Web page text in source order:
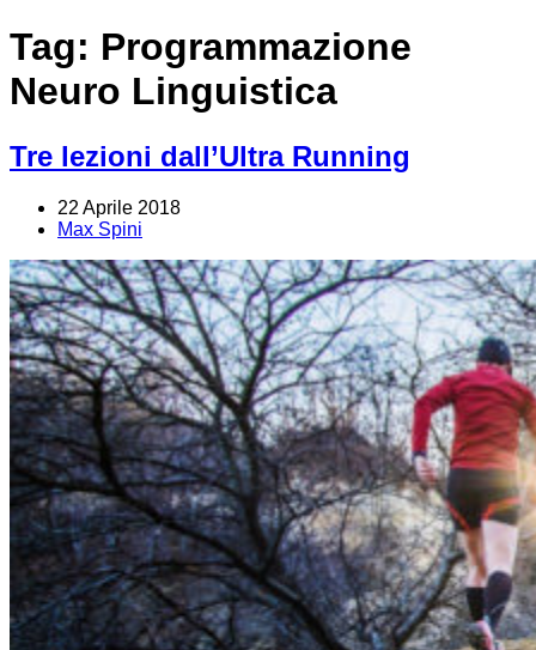
Tag: Programmazione
Neuro Linguistica
Tre lezioni dall’Ultra Running
22 Aprile 2018
Max Spini